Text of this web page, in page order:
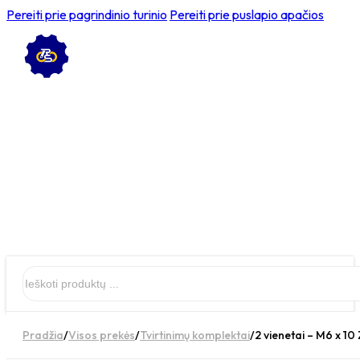
Pereiti prie pagrindinio turinio Pereiti prie puslapio apačios
Pradžia/Visos prekės/Tvirtinimų komplektai/2 vienetai – M6 x